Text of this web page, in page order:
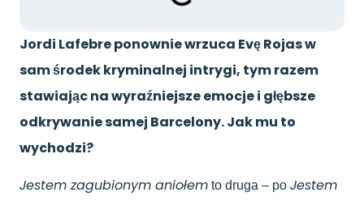
Jordi Lafebre ponownie wrzuca Evę Rojas w
sam środek kryminalnej intrygi, tym razem
stawiając na wyraźniejsze emocje i głębsze
odkrywanie samej Barcelony. Jak mu to
wychodzi?
Jestem zagubionym aniołem to druga – po Jestem